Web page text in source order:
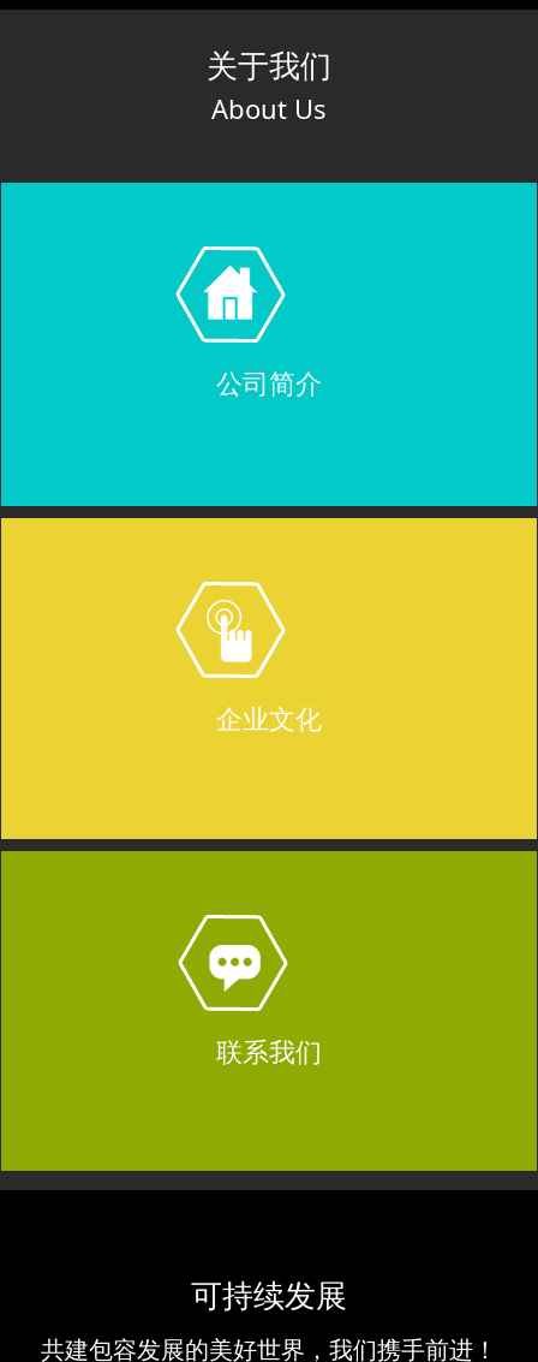
关于我们
About Us
公司简介
企业文化
联系我们
可持续发展
共建包容发展的美好世界，我们携手前进！